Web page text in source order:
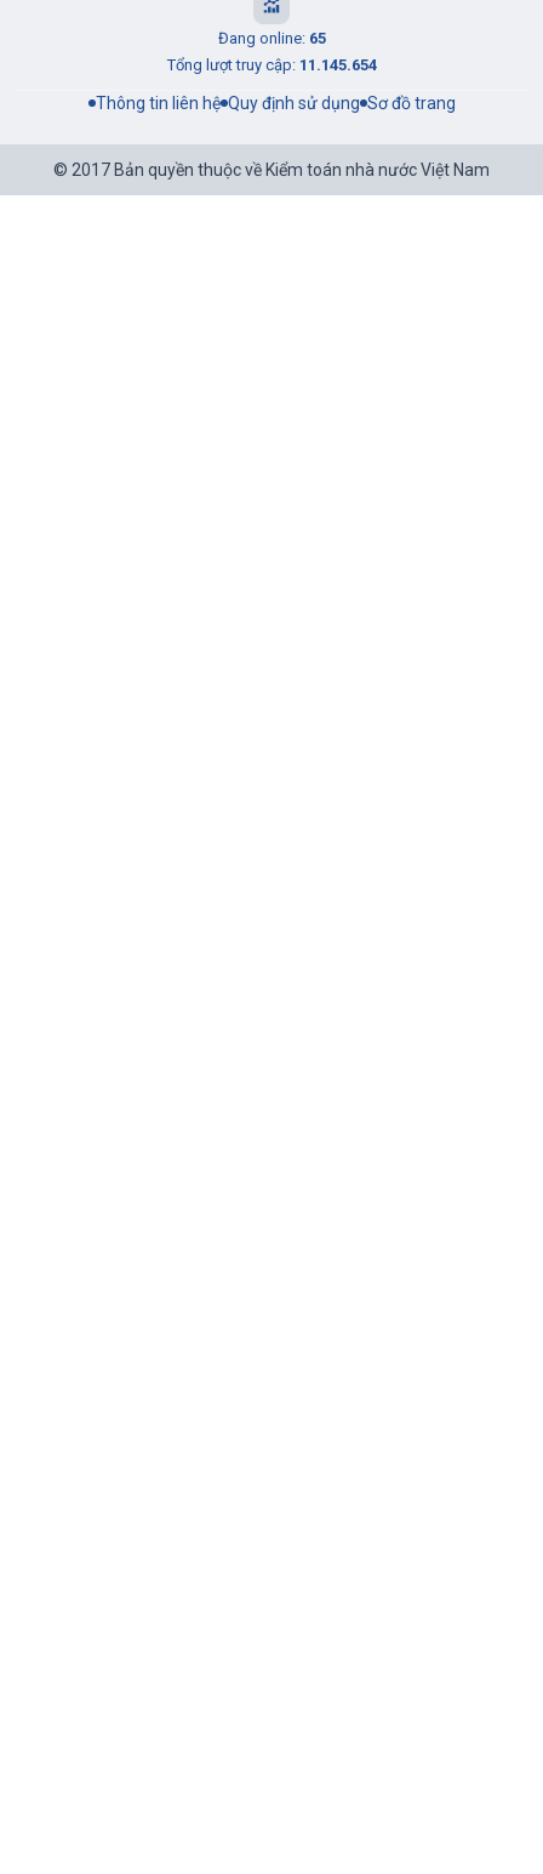
Đang online: 65
Tổng lượt truy cập: 11.145.654
Thông tin liên hệ Quy định sử dụng Sơ đồ trang
© 2017 Bản quyền thuộc về Kiểm toán nhà nước Việt Nam